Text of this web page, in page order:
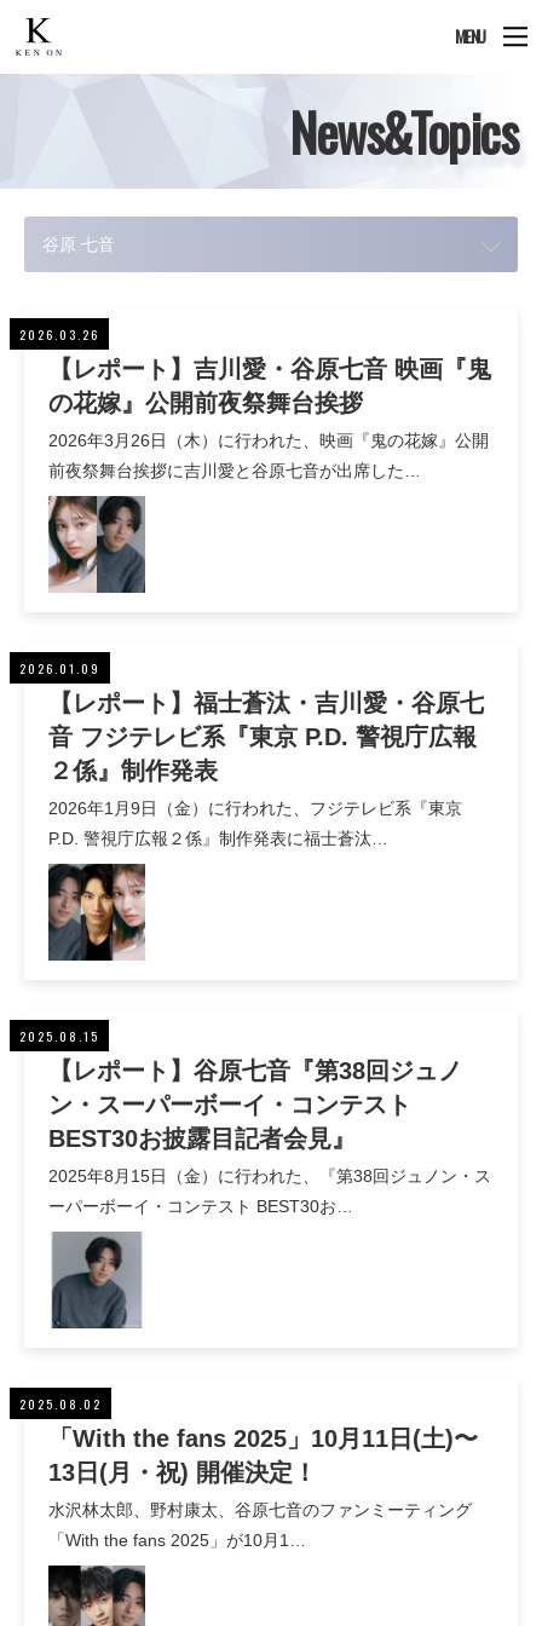
MENU
News&Topics
谷原 七音
2026.03.26
【レポート】吉川愛・谷原七音 映画『鬼
の花嫁』公開前夜祭舞台挨拶
2026年3月26日（木）に行われた、映画『鬼の花嫁』公開
前夜祭舞台挨拶に吉川愛と谷原七音が出席した…
2026.01.09
【レポート】福士蒼汰・吉川愛・谷原七
音 フジテレビ系『東京 P.D. 警視庁広報
２係』制作発表
2026年1月9日（金）に行われた、フジテレビ系『東京
P.D. 警視庁広報２係』制作発表に福士蒼汰…
2025.08.15
【レポート】谷原七音『第38回ジュノ
ン・スーパーボーイ・コンテスト
BEST30お披露目記者会見』
2025年8月15日（金）に行われた、『第38回ジュノン・ス
ーパーボーイ・コンテスト BEST30お…
2025.08.02
「With the fans 2025」10月11日(土)〜
13日(月・祝) 開催決定！
水沢林太郎、野村康太、谷原七音のファンミーティング
「With the fans 2025」が10月1…